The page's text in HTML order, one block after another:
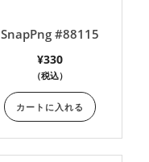
SnapPng #88115
¥330
（税込）
カートに入れる